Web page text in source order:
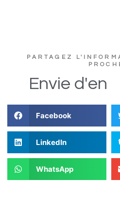
PARTAGEZ
Envie d'en
Facebook
LinkedIn
WhatsApp